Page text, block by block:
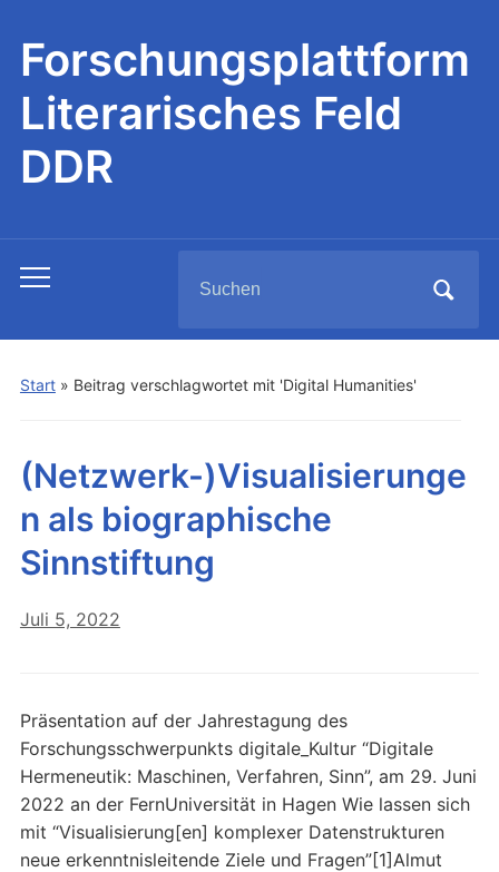
Forschungsplattform
Literarisches Feld
DDR
Toggle
menu
for:
Start» Beitrag verschlagwortet mit 'Digital Humanities'
(Netzwerk-)Visualisierunge
n als biographische
Sinnstiftung
Juli 5, 2022
Präsentation auf der Jahrestagung des
Forschungsschwerpunkts digitale_Kultur “Digitale
Hermeneutik: Maschinen, Verfahren, Sinn”, am 29. Juni
2022 an der FernUniversität in Hagen Wie lassen sich
mit “Visualisierung[en] komplexer Datenstrukturen
neue erkenntnisleitende Ziele und Fragen”[1]Almut